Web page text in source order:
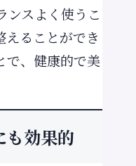
ンスよく使うこ
えることができ
で、健康的で美
も効果的